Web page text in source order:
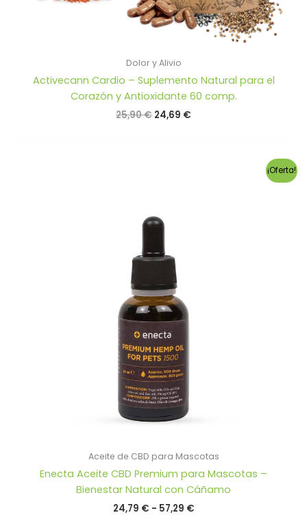
Dolor y Alivio
Activecann Cardio – Suplemento Natural para el
Corazón y Antioxidante 60 comp.
25,90€ El
24,69 €
¡Oferta!
Aceite de CBD para Mascotas
Enecta Aceite CBD Premium para Mascotas –
Bienestar Natural con Cáñamo
24,79 € - 57,29 €Rango